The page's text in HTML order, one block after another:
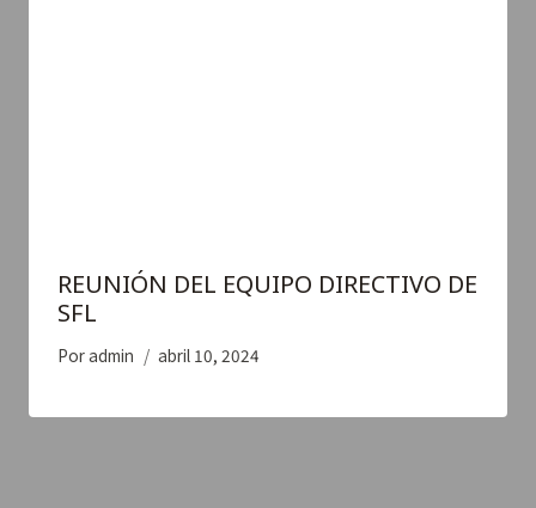
REUNIÓN DEL EQUIPO DIRECTIVO DE
SFL
Poradmin abril 10, 2024